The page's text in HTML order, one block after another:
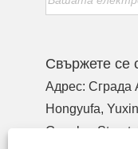
Свържете се
Адрес: Сграда
Hongyufa,
Guanlan